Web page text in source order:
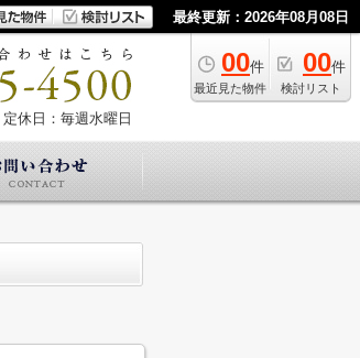
最終更新：2026年08月08日
00件
最近見た物件
00件
検討リスト
定休日：毎週水曜日